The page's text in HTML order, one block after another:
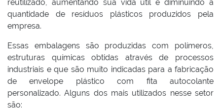
reutilizado, aumentando sua vida útil e diminuindo a
quantidade de resíduos plásticos produzidos pela
empresa.
Essas embalagens são produzidas com polímeros,
estruturas químicas obtidas através de processos
industriais e que são muito indicadas para a fabricação
de envelope plástico com fita autocolante
personalizado. Alguns dos mais utilizados nesse setor
são: